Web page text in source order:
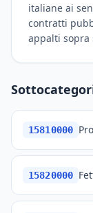
italiane ai
contratti
appalti sopra
15810000
15820000